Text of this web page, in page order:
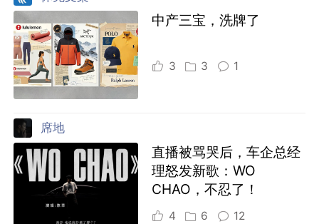
中产三宝，洗牌了
3 3 1
席地
直播被骂哭后，车企总经
理怒发新歌：WO
CHAO，不忍了！
4 6 12